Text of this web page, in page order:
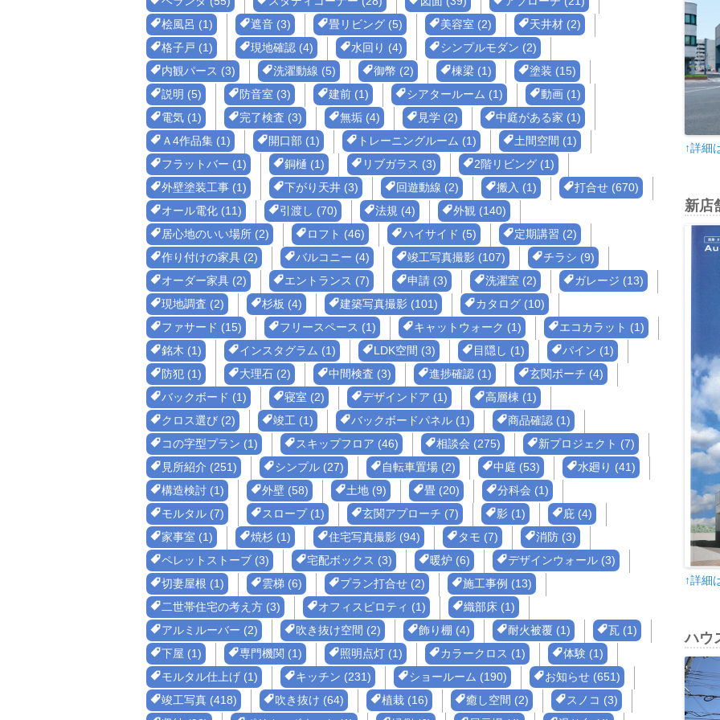
桧風呂 (1)
遮音 (3) 畳リビング (5) 美容室 (2)
天井材 (2)
格子戸 (1)
現地確認 (4) 水回り (4)
シンプルモダン (2)
内観パース (3)
洗濯動線 (5) 御幣 (2) 棟梁 (1)
塗装 (15)
説明 (5)
防音室 (3) 建前 (1) シアタールーム (1)
動画 (1)
電気 (1)
完了検査 (3) 無垢 (4) 見学 (2)
中庭がある家 (1)
Ａ4作品集 (1)
開口部 (1) トレーニングルーム (1)
土間空間 (1)
フラットバー (1)
銅樋 (1) リブガラス (3)
2階リビング (1)
外壁塗装工事 (1)
下がり天井 (3) 回遊動線 (2) 搬入 (1)
打合せ (670)
オール電化 (11)
引渡し (70) 法規 (4)
外観 (140)
居心地のいい場所 (2)
ロフト (46) ハイサイド (5)
定期講習 (2)
作り付けの家具 (2)
バルコニー (4) 竣工写真撮影 (107)
チラシ (9)
オーダー家具 (2)
エントランス (7) 申請 (3) 洗濯室 (2)
ガレージ (13)
現地調査 (2)
杉板 (4) 建築写真撮影 (101)
カタログ (10)
ファサード (15)
フリースペース (1) キャットウォーク (1)
エコカラット (1)
銘木 (1)
インスタグラム (1) LDK空間 (3) 目隠し (1)
パイン (1)
防犯 (1)
大理石 (2) 中間検査 (3) 進捗確認 (1)
玄関ポーチ (4)
バックボード (1)
寝室 (2) デザインドア (1)
高層棟 (1)
クロス選び (2)
竣工 (1) バックボードパネル (1)
商品確認 (1)
コの字型プラン (1)
スキップフロア (46) 相談会 (275)
新プロジェクト (7)
見所紹介 (251)
シンプル (27) 自転車置場 (2) 中庭 (53)
水廻り (41)
構造検討 (1)
外壁 (58) 土地 (9) 畳 (20)
分科会 (1)
モルタル (7)
スロープ (1) 玄関アプローチ (7) 影 (1)
庇 (4)
家事室 (1)
焼杉 (1) 住宅写真撮影 (94) タモ (7)
消防 (3)
ペレットストーブ (3)
宅配ボックス (3) 暖炉 (6)
デザインウォール (3)
切妻屋根 (1)
雲梯 (6) プラン打合せ (2)
施工事例 (13)
二世帯住宅の考え方 (3)
オフィスピロティ (1)
織部床 (1)
アルミルーバー (2)
吹き抜け空間 (2) 飾り棚 (4) 耐火被覆 (1)
瓦 (1)
下屋 (1)
専門機関 (1) 照明点灯 (1) カラークロス (1)
体験 (1)
モルタル仕上げ (1)
キッチン (231) ショールーム (190)
お知らせ (651)
竣工写真 (418)
吹き抜け (64) 植栽 (16) 癒し空間 (2)
スノコ (3)
↑詳細
新店
↑詳細
ハウ